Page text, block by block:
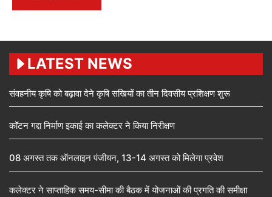
LATEST NEWS
संवहनीय कृषि को बढ़ावा देने कृषि सखियों का तीन दिवसीय प्रशिक्षण शुरू
कॉटन गद्दा निर्माण इकाई का कलेक्टर ने किया निरीक्षण
08 अगस्त तक ऑनलाइन पंजीयन, 13-14 अगस्त को मिलेगा प्रवेश
कलेक्टर ने साप्ताहिक समय-सीमा की बैठक में योजनाओं की प्रगति की समीक्षा